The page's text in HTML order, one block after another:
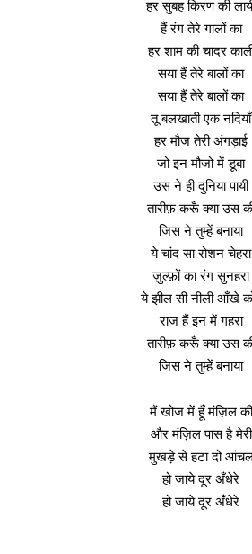
हर सुबह किरण की
हैं रंग तेरे गालों का
हर शाम की चादर
सया हैं तेरे बालों का
सया हैं तेरे बालों का
तू बलखाती एक नदियाँ
हर मौज तेरी अंगड़ाई
जो इन मौजो में डूबा
उस ने ही दुनिया पायी
तारीफ़ करूँ क्या उस
जिस ने तुम्हें बनाया
ये चांद सा रोशन चेहरा
ज़ुल्फ़ों का रंग सुनहरा
ये झील सी नीली आँखे
राज हैं इन में गहरा
तारीफ़ करूँ क्या उस
जिस ने तुम्हें बनाया
मैं खोज में हूँ मंज़िल की
और मंज़िल पास है मेरी
मुखड़े से हटा दो
हो जाये दूर अँधेरे
हो जाये दूर अँधेरे